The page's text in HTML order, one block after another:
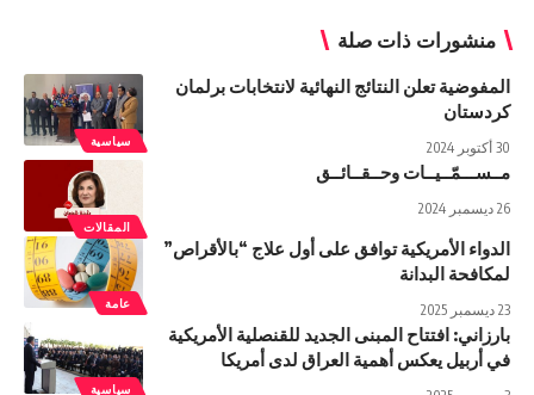
منشورات ذات صلة
سياسية
المفوضية تعلن النتائج النهائية لانتخابات برلمان
كردستان
30 أكتوبر 2024
المقالات
مــســـمّــيــات وحــقــائــق
26 ديسمبر 2024
عامة
الدواء الأمريكية توافق على أول علاج “بالأقراص”
لمكافحة البدانة
23 ديسمبر 2025
سياسية
بارزاني: افتتاح المبنى الجديد للقنصلية الأمريكية
في أربيل يعكس أهمية العراق لدى أمريكا